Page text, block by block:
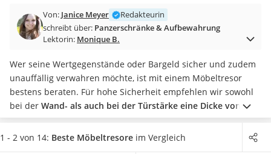
Split-Klimaanlage 2 Innengeräte
Pelletofen
Tiefbrunnenpumpe
Fliesenschneider
Hochdruckreiniger
Doppelschleifer
Überwachungskamera
Benzinrasenmäher mit Elektrostart
Von: Janice Meyer
Redakteurin
schreibt über: Panzerschränke & Aufbewahrung
Lektorin: Monique B.
Wer seine Wertgegenstände oder Bargeld sicher und zudem
unauffällig verwahren möchte, ist mit einem Möbeltresor
bestens beraten. Für hohe Sicherheit empfehlen wir sowohl
bei der Wand- als auch bei der Türstärke eine Dicke von fünf
Millimetern. Sie haben Angst, dassbei einem Brand
unersetzbare Schätze mit persönlichem Wert verloren
1 - 2 von 14: Beste Möbeltresore im Vergleich